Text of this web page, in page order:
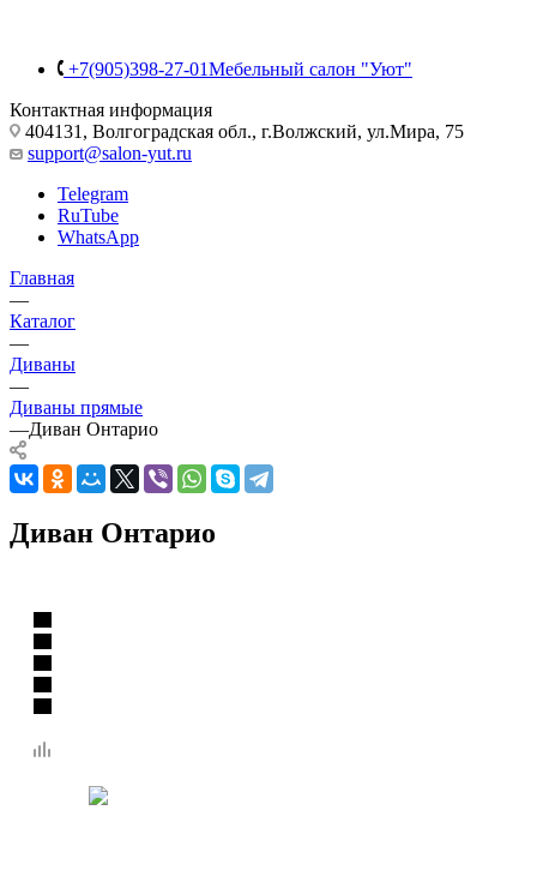
+7(905)398-27-01Мебельный салон "Уют"
Контактная информация
404131, Волгоградская обл., г.Волжский, ул.Мира, 75
support@salon-yut.ru
Telegram
RuTube
WhatsApp
Главная
—
Каталог
—
Диваны
—
Диваны прямые
—Диван Онтарио
Диван Онтарио